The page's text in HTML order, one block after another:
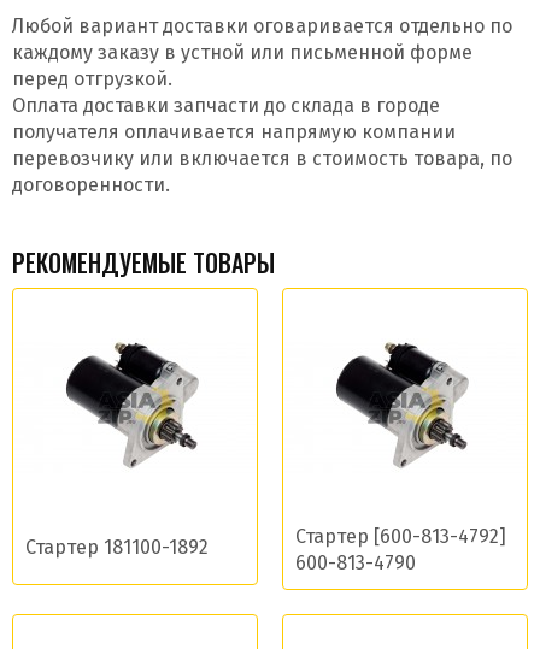
Любой вариант доставки оговаривается отдельно по
каждому заказу в устной или письменной форме
перед отгрузкой.
Оплата доставки запчасти до склада в городе
получателя оплачивается напрямую компании
перевозчику или включается в стоимость товара, по
договоренности.
РЕКОМЕНДУЕМЫЕ ТОВАРЫ
Стартер 181100-1892
Стартер [600-813-4792]
600-813-4790